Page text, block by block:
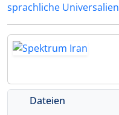
sprachliche Universalien
Dateien